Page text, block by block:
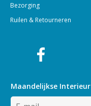
Bezorging
Ruilen & Retourneren
Maandelijkse Interieur